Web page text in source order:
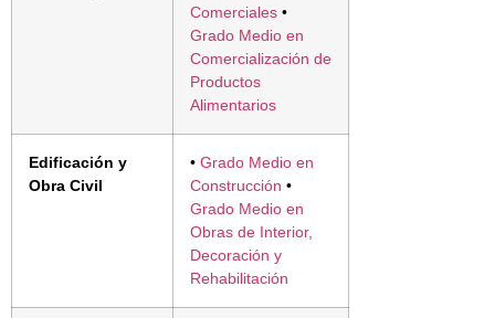
Comerciales •
Grado Medio en
Comercialización de
Productos
Alimentarios
Edificación y
Obra Civil
• Grado Medio en
Construcción •
Grado Medio en
Obras de Interior,
Decoración y
Rehabilitación